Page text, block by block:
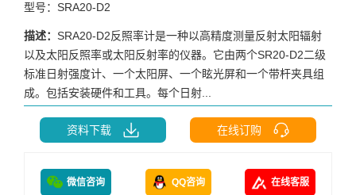
型号：SRA20-D2
描述： SRA20-D2反照率计是一种以高精度测量反射太阳辐射
以及太阳反照率或太阳反射率的仪器。它由两个SR20-D2二级
标准日射强度计、一个太阳屏、一个眩光屏和一个带杆夹具组
成。包括安装硬件和工具。每个日射...
资料下载 在线订购
微信咨询 QQ咨询 在线客服